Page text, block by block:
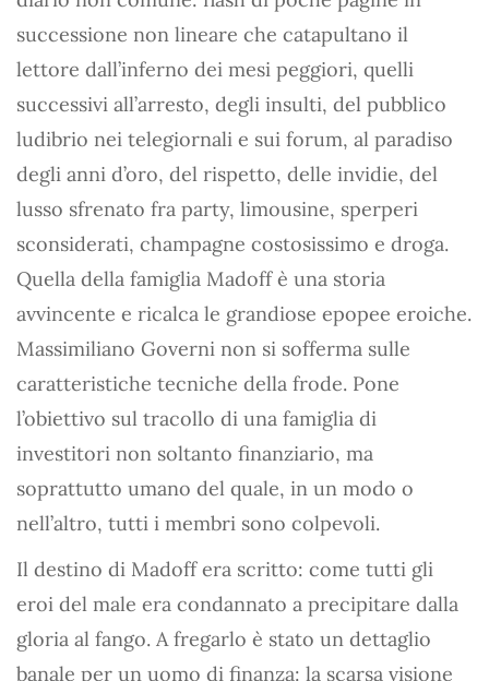
successione non lineare che catapultano il
lettore dall’inferno dei mesi peggiori, quelli
successivi all’arresto, degli insulti, del pubblico
ludibrio nei telegiornali e sui forum, al paradiso
degli anni d’oro, del rispetto, delle invidie, del
lusso sfrenato fra party, limousine, sperperi
sconsiderati, champagne costosissimo e droga.
Quella della famiglia Madoff è una storia
avvincente e ricalca le grandiose epopee eroiche.
Massimiliano Governi non si sofferma sulle
caratteristiche tecniche della frode. Pone
l’obiettivo sul tracollo di una famiglia di
investitori non soltanto finanziario, ma
soprattutto umano del quale, in un modo o
nell’altro, tutti i membri sono colpevoli.
Il destino di Madoff era scritto: come tutti gli
eroi del male era condannato a precipitare dalla
gloria al fango. A fregarlo è stato un dettaglio
banale per un uomo di finanza: la scarsa visione